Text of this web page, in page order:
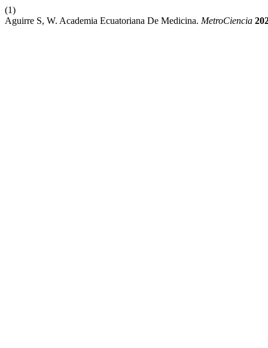
(1)
Aguirre S, W. Academia Ecuatoriana De Medicina. MetroCiencia